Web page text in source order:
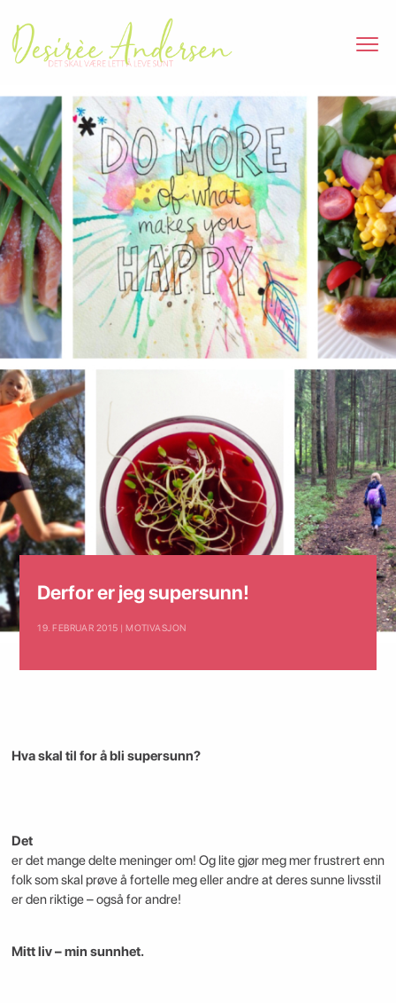
Derfor er jeg supersunn!
19. FEBRUAR 2015 | MOTIVASJON
Hva skal til for å bli supersunn?
Det
er det mange delte meninger om! Og lite gjør meg mer frustrert enn
folk som skal prøve å fortelle meg eller andre at deres sunne livsstil
er den riktige – også for andre!
Mitt liv – min sunnhet.